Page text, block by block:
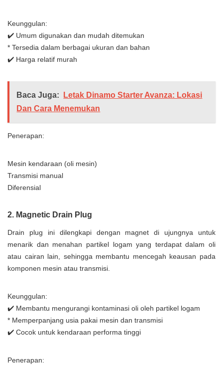
Keunggulan:
✔️ Umum digunakan dan mudah ditemukan
* Tersedia dalam berbagai ukuran dan bahan
✔️ Harga relatif murah
Baca Juga:
Letak Dinamo Starter Avanza: Lokasi
Dan Cara Menemukan
Penerapan:
Mesin kendaraan (oli mesin)
Transmisi manual
Diferensial
2. Magnetic Drain Plug
Drain plug ini dilengkapi dengan magnet di ujungnya untuk
menarik dan menahan partikel logam yang terdapat dalam oli
atau cairan lain, sehingga membantu mencegah keausan pada
komponen mesin atau transmisi.
Keunggulan:
✔️ Membantu mengurangi kontaminasi oli oleh partikel logam
* Memperpanjang usia pakai mesin dan transmisi
✔️ Cocok untuk kendaraan performa tinggi
Penerapan: